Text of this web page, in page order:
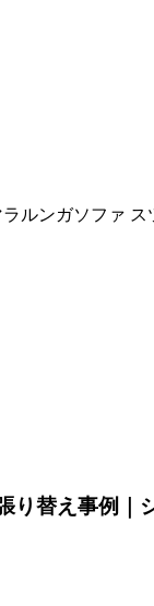
ルンガソファ
り替え事例｜